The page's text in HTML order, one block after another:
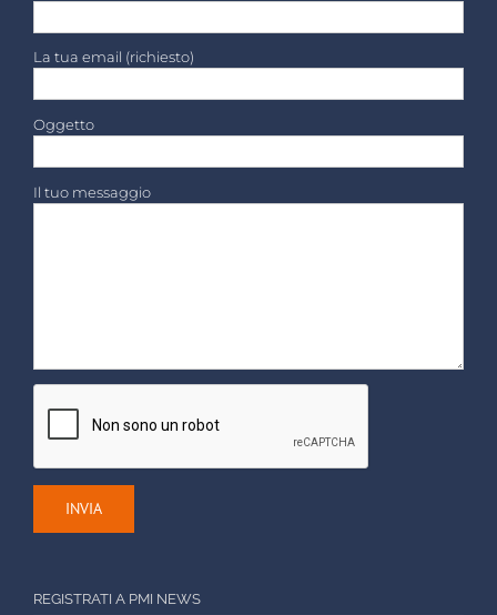
La tua email (richiesto)
Oggetto
Il tuo messaggio
REGISTRATI A PMI NEWS